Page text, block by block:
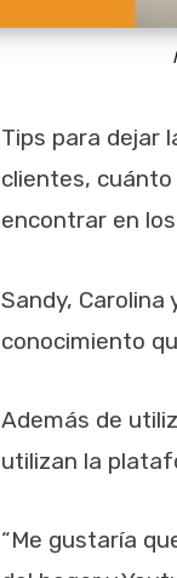
Tips para dejar
clientes,
encontrar en
Sandy,
conocimiento
Además de
utilizan la
“Me gustaría